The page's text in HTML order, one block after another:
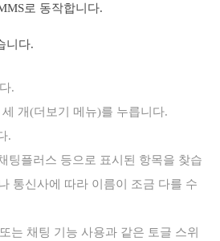
로 동작합니다.
니다.
.
개(더보기 메뉴)를 누릅니다.
.
팅플러스 등으로 표시된 항목을 찾습
통신사에 따라 이름이 조금 다를 수
는 채팅 기능 사용과 같은 토글 스위